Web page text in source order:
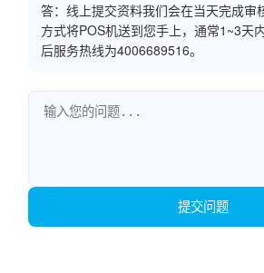
答：线上提交资料我们会在当天完成审
方式将POS机送到您手上，通常1~3天
后服务热线为4006689516。
提交问题